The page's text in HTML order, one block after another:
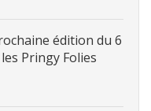
édition du 6
Pringy Folies